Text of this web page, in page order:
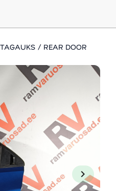
/ REAR DOOR
chevron_right